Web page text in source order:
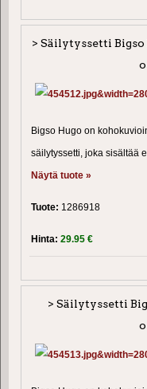
> Säilytyssetti
Bigso Hugo on
säilytyssetti, joka sisältää
Näytä tuote »
Tuote: 1286918
Hinta: 29.95 €
> Säilytyssetti